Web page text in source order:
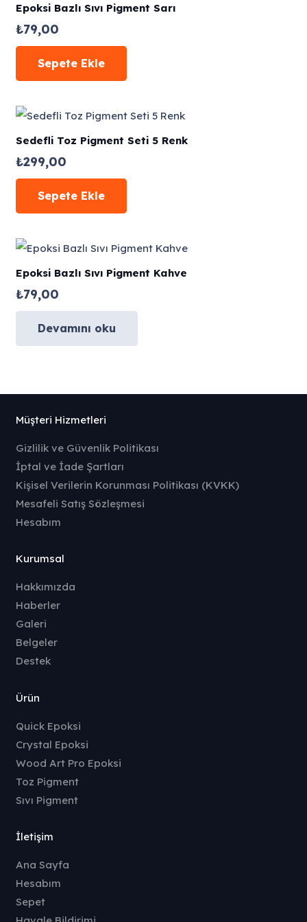
Epoksi Bazlı Sıvı Pigment Sarı
₺79,00
Sepete Ekle
Sedefli Toz Pigment Seti 5 Renk
₺299,00
Sepete Ekle
Epoksi Bazlı Sıvı Pigment Kahve
₺79,00
Devamını oku
Müşteri Hizmetleri
Gizlilik ve Güvenlik Politikası
İptal ve İade Şartları
Kişisel Verilerin Korunması Politikası (KVKK)
Mesafeli Satış Sözleşmesi
Hesabım
Kurumsal
Hakkımızda
Haberler
Galeri
Belgeler
Destek
Ürün
Quick Epoksi
Crystal Epoksi
Wood Art Pro Epoksi
Toz Pigment
Sıvı Pigment
İletişim
Ana Sayfa
Hesabım
Sepet